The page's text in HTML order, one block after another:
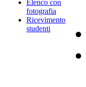
Elenco con
fotografia
Ricevimento
studenti